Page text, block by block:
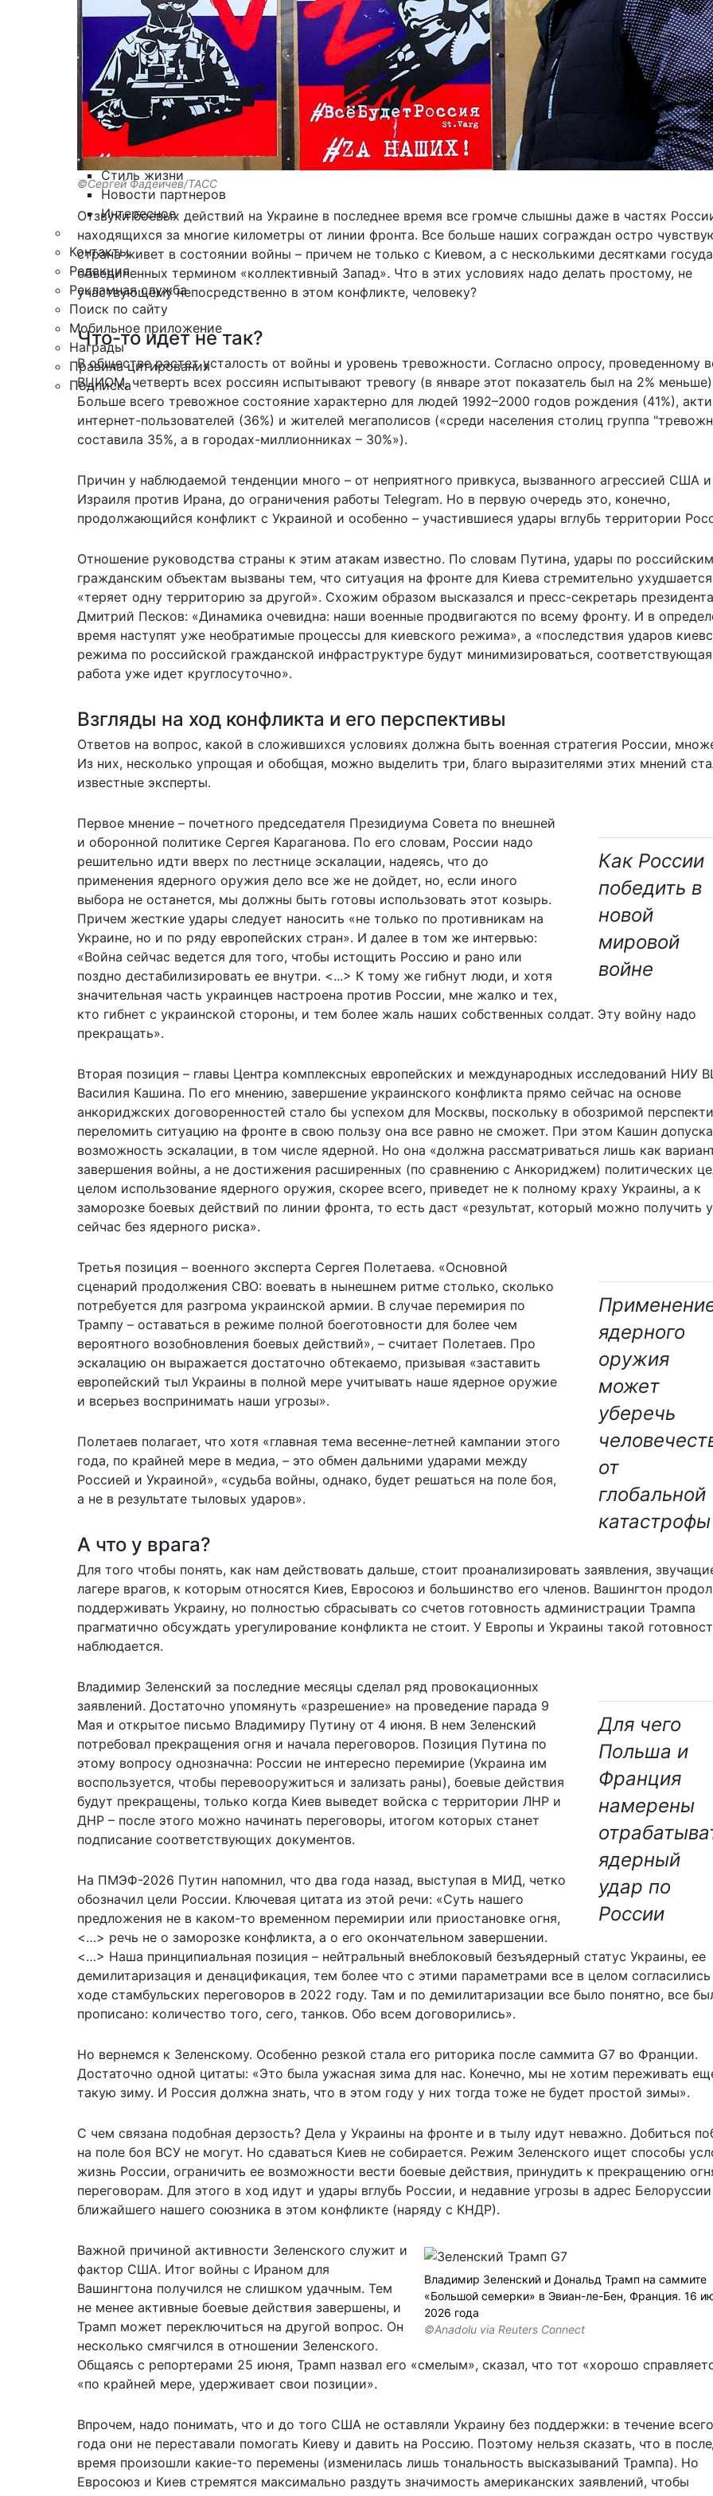
Армия
Персона
Наука и Технологии
Культура
Общество
Спорт
Здоровье
Происшествия
Дайджесты
Стиль жизни
Новости партнеров
Интересное
Контакты
Редакция
Рекламная служба
Поиск по сайту
Мобильное приложение
Награды
Правила цитирования
Подписка
©Сергей Фадеичев/ТАСС
Отзвуки боевых действий на Украине в последнее время все громче слышны даже в частях
находящихся за многие километры от линии фронта. Все больше наших сограждан остро
страна живет в состоянии войны – причем не только с Киевом, а с несколькими десятками
объединенных термином «коллективный Запад». Что в этих условиях надо делать простому, не
участвующему непосредственно в этом конфликте, человеку?
Что-то идет не так?
В обществе растет усталость от войны и уровень тревожности. Согласно опросу, проведенному
ВЦИОМ, четверть всех россиян испытывают тревогу (в январе этот показатель был на 2%
Больше всего тревожное состояние характерно для людей 1992–2000 годов рождения (41%),
интернет-пользователей (36%) и жителей мегаполисов («среди населения столиц группа
составила 35%, а в городах-миллионниках – 30%»).
Причин у наблюдаемой тенденции много – от неприятного привкуса, вызванного агрессией США и
Израиля против Ирана, до ограничения работы Telegram. Но в первую очередь это, конечно,
продолжающийся конфликт с Украиной и особенно – участившиеся удары вглубь территории
Отношение руководства страны к этим атакам известно. По словам Путина, удары по российским
гражданским объектам вызваны тем, что ситуация на фронте для Киева стремительно
«теряет одну территорию за другой». Схожим образом высказался и пресс-секретарь президента
Дмитрий Песков: «Динамика очевидна: наши военные продвигаются по всему фронту. И в
время наступят уже необратимые процессы для киевского режима», а «последствия ударов
режима по российской гражданской инфраструктуре будут минимизироваться, соответствующая
работа уже идет круглосуточно».
Взгляды на ход конфликта и его перспективы
Ответов на вопрос, какой в сложившихся условиях должна быть военная стратегия России,
Из них, несколько упрощая и обобщая, можно выделить три, благо выразителями этих мнений
известные эксперты.
Как России
победить в
новой
мировой
войне
Первое мнение – почетного председателя Президиума Совета по внешней
и оборонной политике Сергея Караганова. По его словам, России надо
решительно идти вверх по лестнице эскалации, надеясь, что до
применения ядерного оружия дело все же не дойдет, но, если иного
выбора не останется, мы должны быть готовы использовать этот козырь.
Причем жесткие удары следует наносить «не только по противникам на
Украине, но и по ряду европейских стран». И далее в том же интервью:
«Война сейчас ведется для того, чтобы истощить Россию и рано или
поздно дестабилизировать ее внутри. <...> К тому же гибнут люди, и хотя
значительная часть украинцев настроена против России, мне жалко и тех,
кто гибнет с украинской стороны, и тем более жаль наших собственных солдат. Эту войну надо
прекращать».
Вторая позиция – главы Центра комплексных европейских и международных исследований НИУ
Василия Кашина. По его мнению, завершение украинского конфликта прямо сейчас на основе
анкориджских договоренностей стало бы успехом для Москвы, поскольку в обозримой
переломить ситуацию на фронте в свою пользу она все равно не сможет. При этом Кашин
возможность эскалации, в том числе ядерной. Но она «должна рассматриваться лишь как
завершения войны, а не достижения расширенных (по сравнению с Анкориджем) политических
целом использование ядерного оружия, скорее всего, приведет не к полному краху Украины, а к
заморозке боевых действий по линии фронта, то есть даст «результат, который можно получить
сейчас без ядерного риска».
ядерного
оружия
может
уберечь
от
глобальной
катастрофы
Третья позиция – военного эксперта Сергея Полетаева. «Основной
сценарий продолжения СВО: воевать в нынешнем ритме столько, сколько
потребуется для разгрома украинской армии. В случае перемирия по
Трампу – оставаться в режиме полной боеготовности для более чем
вероятного возобновления боевых действий», – считает Полетаев. Про
эскалацию он выражается достаточно обтекаемо, призывая «заставить
европейский тыл Украины в полной мере учитывать наше ядерное оружие
и всерьез воспринимать наши угрозы».
Полетаев полагает, что хотя «главная тема весенне-летней кампании этого
года, по крайней мере в медиа, – это обмен дальними ударами между
Россией и Украиной», «судьба войны, однако, будет решаться на поле боя,
а не в результате тыловых ударов».
А что у врага?
Для того чтобы понять, как нам действовать дальше, стоит проанализировать заявления,
лагере врагов, к которым относятся Киев, Евросоюз и большинство его членов. Вашингтон
поддерживать Украину, но полностью сбрасывать со счетов готовность администрации Трампа
прагматично обсуждать урегулирование конфликта не стоит. У Европы и Украины такой
наблюдается.
Для чего
Польша и
Франция
намерены
ядерный
удар по
России
Владимир Зеленский за последние месяцы сделал ряд провокационных
заявлений. Достаточно упомянуть «разрешение» на проведение парада 9
Мая и открытое письмо Владимиру Путину от 4 июня. В нем Зеленский
потребовал прекращения огня и начала переговоров. Позиция Путина по
этому вопросу однозначна: России не интересно перемирие (Украина им
воспользуется, чтобы перевооружиться и зализать раны), боевые действия
будут прекращены, только когда Киев выведет войска с территории ЛНР и
ДНР – после этого можно начинать переговоры, итогом которых станет
подписание соответствующих документов.
На ПМЭФ-2026 Путин напомнил, что два года назад, выступая в МИД, четко
обозначил цели России. Ключевая цитата из этой речи: «Суть нашего
предложения не в каком-то временном перемирии или приостановке огня,
<…> речь не о заморозке конфликта, а о его окончательном завершении.
<…> Наша принципиальная позиция – нейтральный внеблоковый безъядерный статус Украины, ее
демилитаризация и денацификация, тем более что с этими параметрами все в целом
ходе стамбульских переговоров в 2022 году. Там и по демилитаризации все было понятно, все
прописано: количество того, сего, танков. Обо всем договорились».
Но вернемся к Зеленскому. Особенно резкой стала его риторика после саммита G7 во Франции.
Достаточно одной цитаты: «Это была ужасная зима для нас. Конечно, мы не хотим переживать
такую зиму. И Россия должна знать, что в этом году у них тогда тоже не будет простой зимы».
С чем связана подобная дерзость? Дела у Украины на фронте и в тылу идут неважно. Добиться
на поле боя ВСУ не могут. Но сдаваться Киев не собирается. Режим Зеленского ищет способы
жизнь России, ограничить ее возможности вести боевые действия, принудить к прекращению
переговорам. Для этого в ход идут и удары вглубь России, и недавние угрозы в адрес
ближайшего нашего союзника в этом конфликте (наряду с КНДР).
Владимир Зеленский и Дональд Трамп на саммите
«Большой семерки» в Эвиан-ле-Бен, Франция. 16
2026 года
©Anadolu via Reuters Connect
Важной причиной активности Зеленского служит и
фактор США. Итог войны с Ираном для
Вашингтона получился не слишком удачным. Тем
не менее активные боевые действия завершены, и
Трамп может переключиться на другой вопрос. Он
несколько смягчился в отношении Зеленского.
Общаясь с репортерами 25 июня, Трамп назвал его «смелым», сказал, что тот «хорошо
«по крайней мере, удерживает свои позиции».
Впрочем, надо понимать, что и до того США не оставляли Украину без поддержки: в течение
года они не переставали помогать Киеву и давить на Россию. Поэтому нельзя сказать, что в
время произошли какие-то перемены (изменилась лишь тональность высказываний Трампа). Но
Евросоюз и Киев стремятся максимально раздуть значимость американских заявлений, чтобы